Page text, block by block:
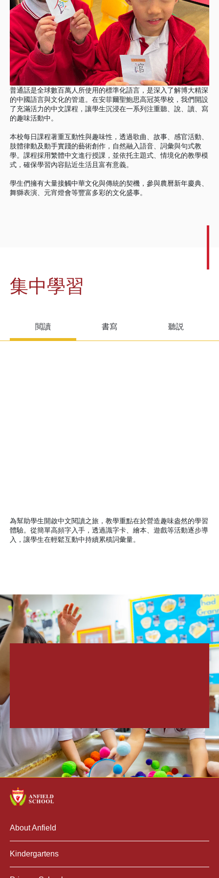
普通話是全球數百萬人所使用的標準化語言，是深入了解博大精深
的中國語言與文化的管道。在安菲爾聖鮑思高冠英學校，我們開設
了充滿活力的中文課程，讓學生沉浸在一系列注重聽、說、讀、寫
的趣味活動中。
本校每日課程著重互動性與趣味性，透過歌曲、故事、感官活動、
肢體律動及動手實踐的藝術創作，自然融入語音、詞彙與句式教
學。課程採用繁體中文進行授課，並依托主題式、情境化的教學模
式，確保學習內容貼近生活且富有意義。
學生們擁有大量接觸中華文化與傳統的契機，參與農曆新年慶典、
舞獅表演、元宵燈會等豐富多彩的文化盛事。
集中學習
閲讀 書寫 聽説
為幫助學生開啟中文閱讀之旅，教學重點在於營造趣味盎然的學習
體驗。從簡單高頻字入手，透過識字卡、繪本、遊戲等活動逐步導
入，讓學生在輕鬆互動中持續累積詞彙量。
About Anfield
Kindergartens